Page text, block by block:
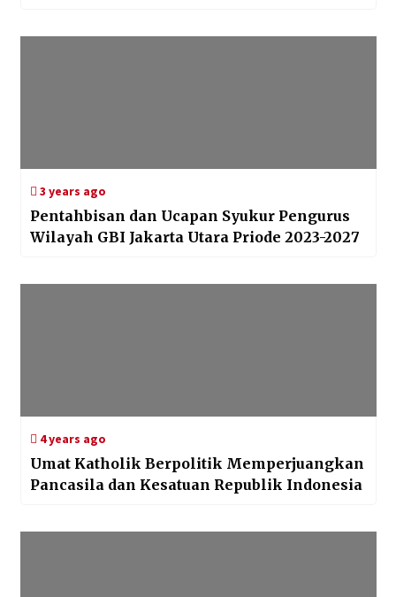
3 years ago
Pentahbisan dan Ucapan Syukur Pengurus
Wilayah GBI Jakarta Utara Priode 2023-2027
4 years ago
Umat Katholik Berpolitik Memperjuangkan
Pancasila dan Kesatuan Republik Indonesia